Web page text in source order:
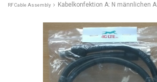
RF Cable Assembly Kabelkonfektion A: N männlichen